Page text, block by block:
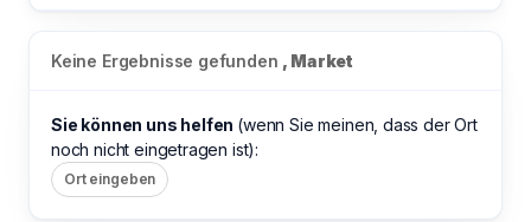
Keine Ergebnisse gefunden , Market
Sie können uns helfen (wenn Sie meinen, dass der Ort
noch nicht eingetragen ist):
Ort eingeben